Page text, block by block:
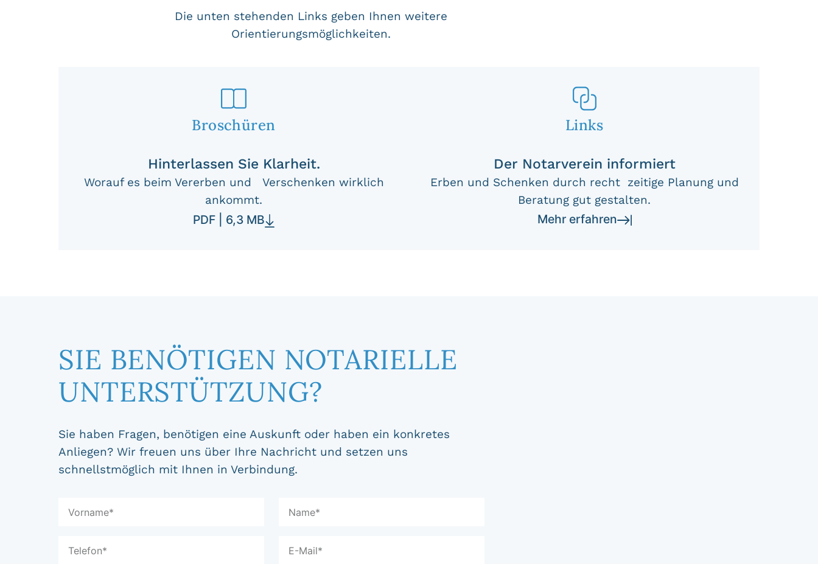
Die unten stehenden Links geben Ihnen weitere
Orientierungsmöglichkeiten.
Broschüren
Hinterlassen Sie Klarheit.
Worauf es beim Vererben und Verschenken wirklich
ankommt.
PDF | 6,3 MB
Links
Der Notarverein informiert
Erben und Schenken durch recht zeitige Planung und
Beratung gut gestalten.
Mehr erfahren
SIE BENÖTIGEN NOTARIELLE
UNTERSTÜTZUNG?
Sie haben Fragen, benötigen eine Auskunft oder haben ein konkretes
Anliegen? Wir freuen uns über Ihre Nachricht und setzen uns
schnellstmöglich mit Ihnen in Verbindung.